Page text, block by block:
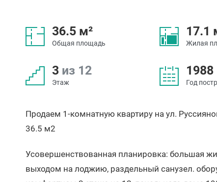
36.5 м²
Общая площадь
17.1
Жилая
3 из 12
Этаж
1988
Год
Продаем 1-комнатную квартиру на ул.
36.5 м2
Усовершенствованная планировка: большая
выходом на лоджию, раздельный санузел.